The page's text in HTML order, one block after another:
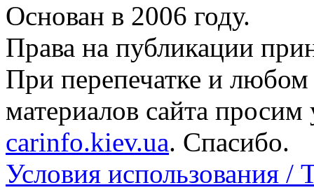
Основан в 2006 году.
Права на публикации
При перепечатке и
материалов сайта просим
carinfo.kiev.ua. Спасибо.
Условия использования /